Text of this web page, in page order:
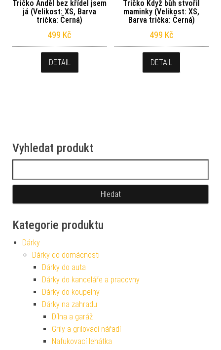
Tričko Anděl bez křídel jsem
já (Velikost: XS, Barva
trička: Černá)
499 Kč
DETAIL
Tričko Když bůh stvořil
maminky (Velikost: XS,
Barva trička: Černá)
499 Kč
DETAIL
Vyhledat produkt
Kategorie produktu
Dárky
Dárky do domácnosti
Dárky do auta
Dárky do kanceláře a pracovny
Dárky do koupelny
Dárky na zahradu
Dílna a garáž
Grily a grilovací nářadí
Nafukovací lehátka